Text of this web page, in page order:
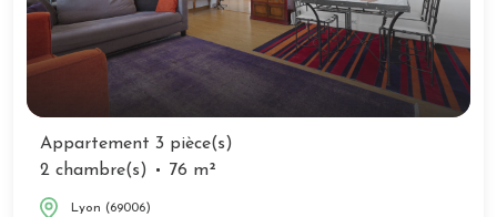
Appartement 3 pièce(s)
2 chambre(s)
76 m²
Lyon (69006)